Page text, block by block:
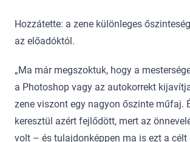
Hozzátette: a zene különleges
az előadóktól.
„Ma már megszoktuk, hogy a
a Photoshop vagy az autokorrekt
zene viszont egy nagyon őszinte műfaj.
keresztül azért fejlődött, mert az
volt – és tulajdonképpen ma is ezt a célt